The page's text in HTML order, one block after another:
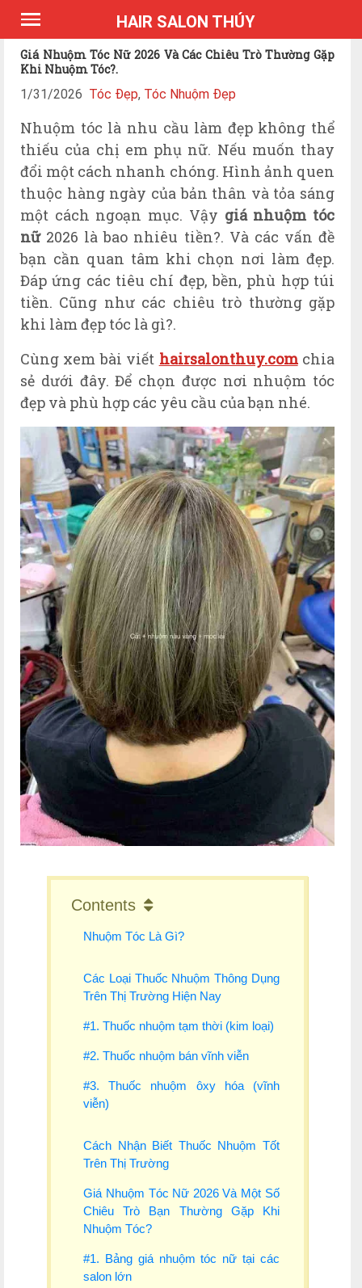
*Expires Headers
HAIR SALON THÚY
Giá Nhuộm Tóc Nữ 2026 Và Các Chiêu Trò Thường Gặp
Khi Nhuộm Tóc?.
1/31/2026 Tóc Đẹp, Tóc Nhuộm Đẹp
Nhuộm tóc là nhu cầu làm đẹp không thể
thiếu của chị em phụ nữ. Nếu muốn thay
đổi một cách nhanh chóng. Hình ảnh quen
thuộc hàng ngày của bản thân và tỏa sáng
một cách ngoạn mục. Vậy giá nhuộm tóc
nữ2026 là bao nhiêu tiền?. Và các vấn đề
bạn cần quan tâm khi chọn nơi làm đẹp.
Đáp ứng các tiêu chí đẹp, bền, phù hợp túi
tiền. Cũng như các chiêu trò thường gặp
khi làm đẹp tóc là gì?.
Cùng xem bài viết hairsalonthuy.comchia
sẻ dưới đây. Để chọn được nơi nhuộm tóc
đẹp và phù hợp các yêu cầu của bạn nhé.
Contents
Nhuộm Tóc Là Gì?
Các Loại Thuốc Nhuộm Thông Dụng
Trên Thị Trường Hiện Nay
#1. Thuốc nhuộm tạm thời (kim loại)
#2. Thuốc nhuộm bán vĩnh viễn
#3. Thuốc nhuộm ôxy hóa (vĩnh
viễn)
Cách Nhận Biết Thuốc Nhuộm Tốt
Trên Thị Trường
Giá Nhuộm Tóc Nữ 2026 Và Một Số
Chiêu Trò Bạn Thường Gặp Khi
Nhuộm Tóc?
#1. Bảng giá nhuộm tóc nữ tại các
salon lớn